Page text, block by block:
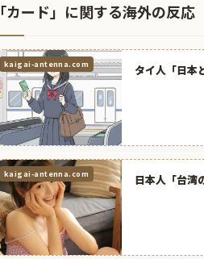
「カード」に関する海外の反応
kaigai-antenna.com タイ人「日本
kaigai-antenna.com 日本人「台湾